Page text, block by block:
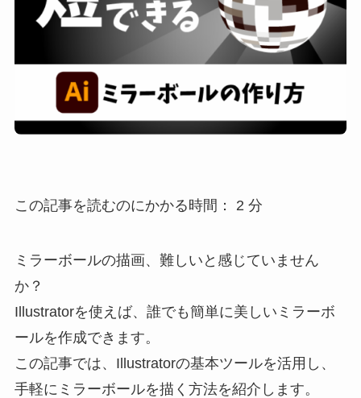
この記事を読むのにかかる時間： 2 分
ミラーボールの描画、難しいと感じていません
か？
Illustratorを使えば、誰でも簡単に美しいミラーボ
ールを作成できます。
この記事では、Illustratorの基本ツールを活用し、
手軽にミラーボールを描く方法を紹介します。